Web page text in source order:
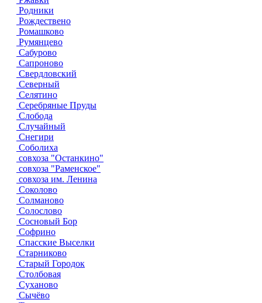
Родники
Рождествено
Ромашково
Румянцево
Сабурово
Сапроново
Свердловский
Северный
Селятино
Серебряные Пруды
Слобода
Случайный
Снегири
Соболиха
совхоза "Останкино"
совхоза "Раменское"
совхоза им. Ленина
Соколово
Солманово
Солослово
Сосновый Бор
Софрино
Спасские Выселки
Старниково
Старый Городок
Столбовая
Суханово
Сычёво